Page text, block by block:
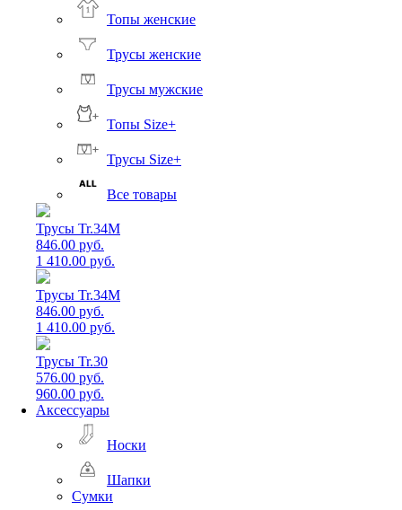
Топы женские
Трусы женские
Трусы мужские
Топы Size+
Трусы Size+
Все товары
Трусы Tr.34M
846.00 руб.
1 410.00 руб.
Трусы Tr.34M
846.00 руб.
1 410.00 руб.
Трусы Tr.30
576.00 руб.
960.00 руб.
Аксессуары
Носки
Шапки
Сумки